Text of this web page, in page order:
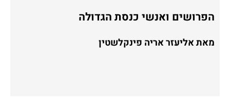
הפרושים ואנשי כנסת הגדולה
מאת אליעזר אריה פינקלשטין